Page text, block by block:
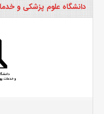
دانشگاه علوم پزشکی و